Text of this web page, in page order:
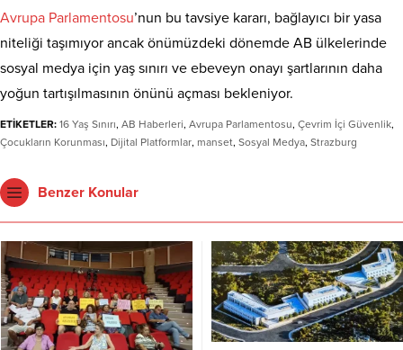
Avrupa Parlamentosu’nun bu tavsiye kararı, bağlayıcı bir yasa
niteliği taşımıyor ancak önümüzdeki dönemde AB ülkelerinde
sosyal medya için yaş sınırı ve ebeveyn onayı şartlarının daha
yoğun tartışılmasının önünü açması bekleniyor.
ETİKETLER: 16 Yaş Sınırı, AB Haberleri, Avrupa Parlamentosu, Çevrim İçi Güvenlik,
Çocukların Korunması, Dijital Platformlar, manset, Sosyal Medya, Strazburg
Benzer Konular